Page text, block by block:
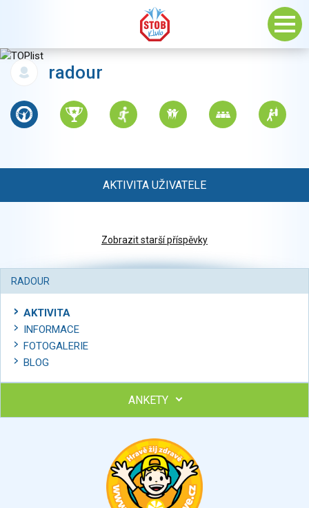
radour
AKTIVITA UŽIVATELE
Zobrazit starší příspěvky
RADOUR
AKTIVITA
INFORMACE
FOTOGALERIE
BLOG
ANKETY